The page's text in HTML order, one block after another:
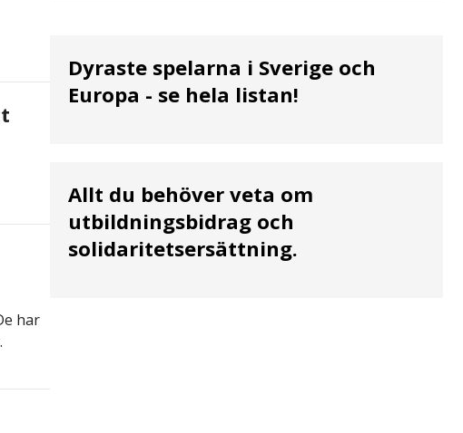
har
Dyraste spelarna i Sverige och
Europa - se hela listan!
Allt du behöver veta om
utbildningsbidrag och
solidaritetsersättning.